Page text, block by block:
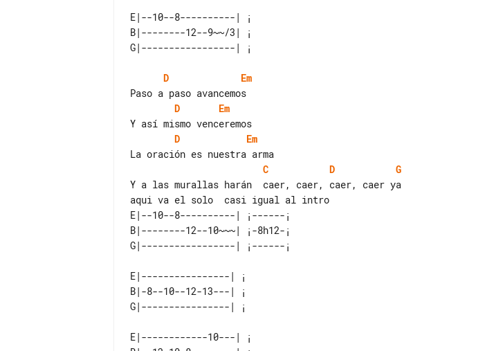
E|--10--8----------| ¡
B|--------12--9~~/3| ¡
D
Em
D
Em
D
Em
C
D
G
Y a las murallas harán  caer, caer, caer, caer ya
E|--10--8----------| ¡------¡
B|--------12--10~~~| ¡-8h12-¡
E|----------------| ¡
B|-8--10--12-13---| ¡
E|------------10---| ¡